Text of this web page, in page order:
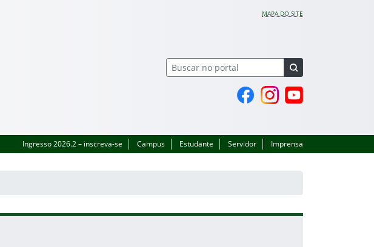
MAPA DO SITE
Página do Facebook
Perfil no Instagram
Canal no YouTube
Ingresso 2026.2 – inscreva-se Campus Estudante Servidor Imprensa